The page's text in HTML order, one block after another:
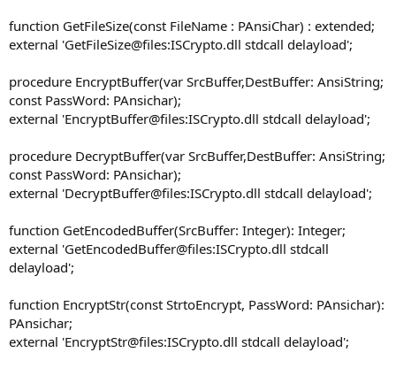
function GetFileSize(const FileName : PAnsiChar) : extended;
external 'GetFileSize@files:ISCrypto.dll stdcall delayload';
procedure EncryptBuffer(var SrcBuffer,DestBuffer: AnsiString;
const PassWord: PAnsichar);
external 'EncryptBuffer@files:ISCrypto.dll stdcall delayload';
procedure DecryptBuffer(var SrcBuffer,DestBuffer: AnsiString;
const PassWord: PAnsichar);
external 'DecryptBuffer@files:ISCrypto.dll stdcall delayload';
function GetEncodedBuffer(SrcBuffer: Integer): Integer;
external 'GetEncodedBuffer@files:ISCrypto.dll stdcall
delayload';
function EncryptStr(const StrtoEncrypt, PassWord: PAnsichar):
PAnsichar;
external 'EncryptStr@files:ISCrypto.dll stdcall delayload';